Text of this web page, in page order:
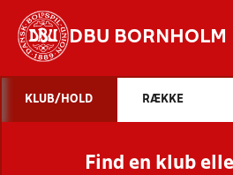
DBU BORNHOLM
STILLINGER,
KLUB/HOLD RÆKKE
Find en klub